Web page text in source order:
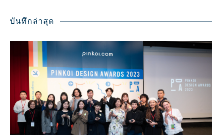
บันทึกล่าสุด